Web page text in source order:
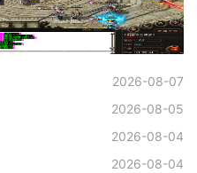
2026-08-07
2026-08-05
2026-08-04
2026-08-04